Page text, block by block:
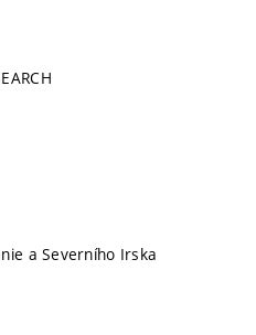
a Severního Irska